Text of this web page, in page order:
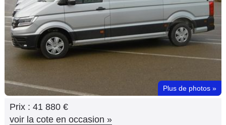
Flottes
Auto
Services
Forum
Moto
Plus de photos »
Prix : 41 880 €
voir la cote en occasion »